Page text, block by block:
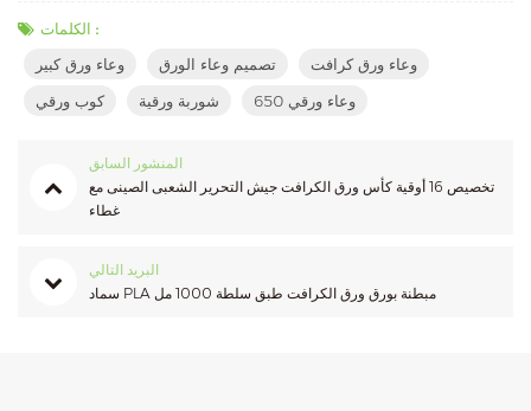
الكلمات :
وعاء ورق كبير
تصميم وعاء الورق
وعاء ورق كرافت
كوب ورقي
شوربة ورقية وعاء ورقي 650
المنشور السابق
تخصيص 16 أوقية كأس ورق الكرافت جيش التحرير الشعبى الصينى مع
غطاء
البريد التالي
سماد PLA مبطنة بورق ورق الكرافت طبق سلطة 1000 مل